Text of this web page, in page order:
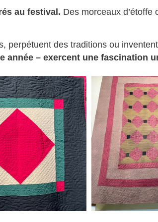
au festival. Des morceaux d’étoffe
perpétuent des traditions ou
année – exercent une fascination